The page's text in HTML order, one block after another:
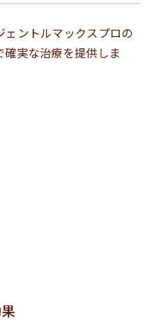
ントルマックスプロの
実な治療を提供しま